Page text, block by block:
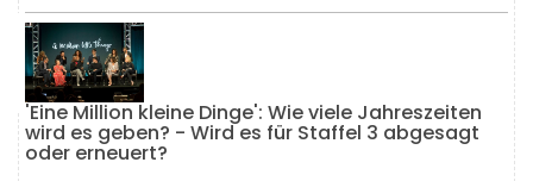
'Eine Million kleine Dinge': Wie viele Jahreszeiten
wird es geben? - Wird es für Staffel 3 abgesagt
oder erneuert?